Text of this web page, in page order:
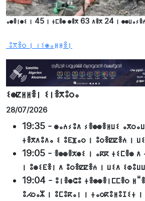
ⴰⵙⴻⵏⵙⵉ ⵏ 45 ⵏ ⵜⵎⴻⵙ ⵙⴻⴳ 63 ⴷⴻⴳ 24 ⵏ
ⵓⴳⴻⵔ ⵏ ⵢⵉⵙⴰⵍⵍⴻⵏ
ⵉⵙⵇⵍⵍⴻⵏ ⵉⵏⴻⴳⵓⵔⴰ
28/07/2026
19:35 - ⵙⴰⵄⵢⵓⴷ ⵢⴻⵙⵙⴻⵍⵡⵉ
ⵜⴻⴳⴷⵓⴷⴰ ⵉ ⵓⴹⴼⴰⵔ ⵏ ⵓⵔⴻⵇⵇⴻⵄ ⵏ
19:05 - ⴻⵙⵙⴻⵅⵙⵉ ⵏ ⴰⴽⴽ ⵜⵉⵎⴻⵙ ⴷ
ⵏ ⵓⵙⵉⴹⴻⵏ ⴷ ⵓⵔⴻⵇⵇⴻⵄ ⵏ ⵡⵉⴷ
19:04 - ⵓⵏⴻⵙⵛⵓ ⵜⴻⵙⵙⴻⵏⵎⵎⴻⵔ
ⵓⵃⵔⴰⵣ ⵏ ⵓⵎⵓⴽⴰⵏ ⵏ ⵜⴰⵔⴽⵓⵍⵓⵊⵉⵜ